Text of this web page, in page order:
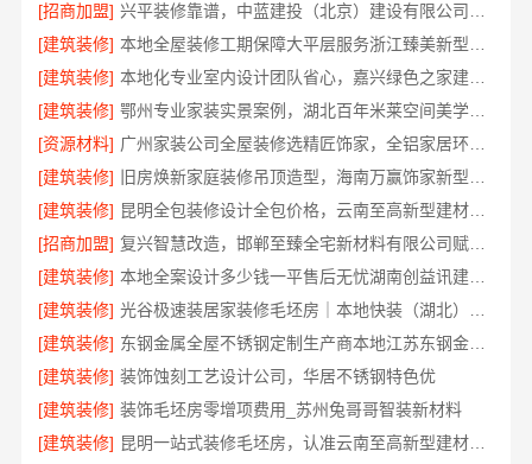
[招商加盟]
[建筑装修]
[建筑装修]
本地化专业室内设计团队省心，嘉兴绿色之家建材科技全程托管
[建筑装修]
鄂州专业家装实景案例，湖北百年米莱空间美学装饰材料有限公司
[资源材料]
广州家装公司全屋装修选精匠饰家，全铝家居环保零甲醛
[建筑装修]
[建筑装修]
昆明全包装修设计全包价格，云南至高新型建材有限公司
[招商加盟]
复兴智慧改造，邯郸至臻全宅新材料有限公司赋能居住新体验
[建筑装修]
本地全案设计多少钱一平售后无忧湖南创益讯建筑有限公司
[建筑装修]
[建筑装修]
东钢金属全屋不锈钢定制生产商本地江苏东钢金属科技有限公司
[建筑装修] 装饰蚀刻工艺设计公司，华居不锈钢特色优
[建筑装修] 装饰毛坯房零增项费用_苏州兔哥哥智装新材料
[建筑装修]
昆明一站式装修毛坯房，认准云南至高新型建材有限公司